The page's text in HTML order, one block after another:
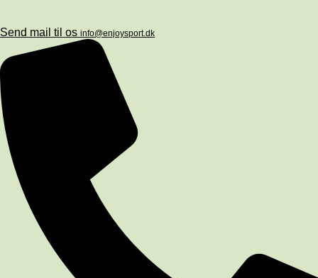
Send mail til os info@enjoysport.dk